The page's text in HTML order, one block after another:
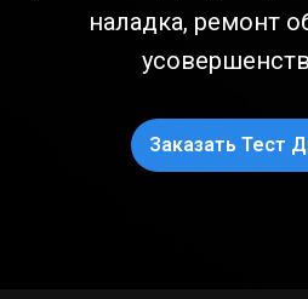
наладка, ремонт
Заказать Тест